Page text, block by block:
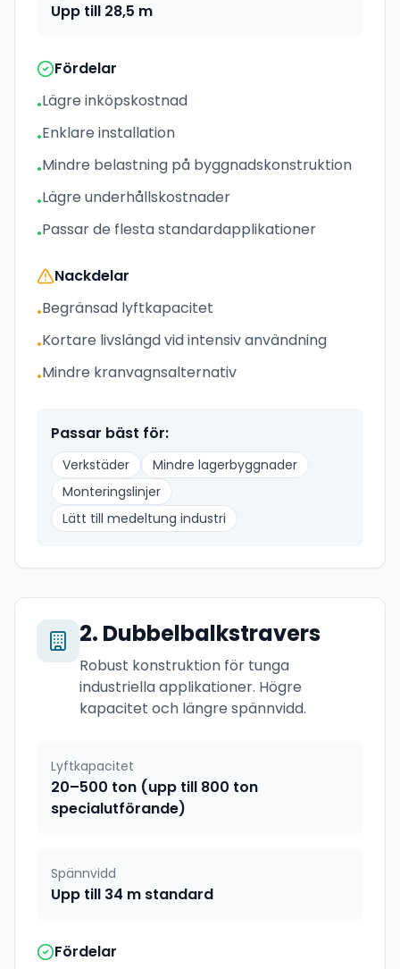
Upp till 28,5 m
Fördelar
•Lägre inköpskostnad
•Enklare installation
•Mindre belastning på byggnadskonstruktion
•Lägre underhållskostnader
•Passar de flesta standardapplikationer
Nackdelar
•Begränsad lyftkapacitet
•Kortare livslängd vid intensiv användning
•Mindre kranvagnsalternativ
Passar bäst för:
Verkstäder
Mindre lagerbyggnader
Monteringslinjer
Lätt till medeltung industri
2. Dubbelbalkstravers
Robust konstruktion för tunga
industriella applikationer. Högre
kapacitet och längre spännvidd.
Lyftkapacitet
20–500 ton (upp till 800 ton
specialutförande)
Spännvidd
Upp till 34 m standard
Fördelar